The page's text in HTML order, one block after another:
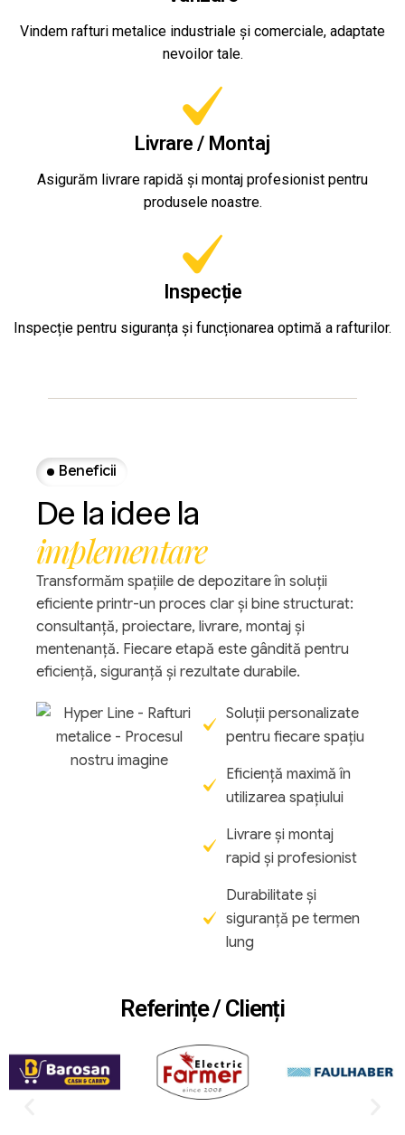
Vindem rafturi metalice industriale și comerciale, adaptate
nevoilor tale.
Livrare / Montaj
Asigurăm livrare rapidă și montaj profesionist pentru
produsele noastre.
Inspecție
Inspecție pentru siguranța și funcționarea optimă a rafturilor.
Beneficii
De la idee la
implementare
Transformăm spațiile de depozitare în soluții
eficiente printr-un proces clar și bine structurat:
consultanță, proiectare, livrare, montaj și
mentenanță. Fiecare etapă este gândită pentru
eficiență, siguranță și rezultate durabile.
Soluții personalizate
pentru fiecare spațiu
Eficiență maximă în
utilizarea spațiului
Livrare și montaj
rapid și profesionist
Durabilitate și
siguranță pe termen
lung
Referințe / Clienți